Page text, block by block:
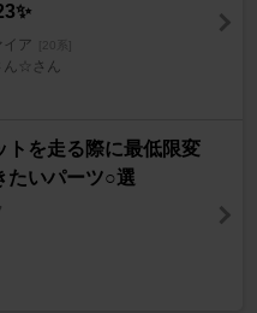
イア [20系]
ん☆さん
トを走る際に最低限変
たいパーツ○選